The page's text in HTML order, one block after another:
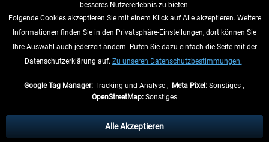
VERTRAG WIDERRUFEN
INFORMATIONEN
anders beschrieben.
** Gilt für Lieferungen innerhalb Deutschlands, Lieferzeiten für andere Länder
besseres Nutzererlebnis zu bieten.
Folgende Cookies akzeptieren Sie mit einem Klick auf Alle akzeptieren. Weitere
Informationen finden Sie in den Privatsphäre-Einstellungen, dort können Sie
Ihre Auswahl auch jederzeit ändern. Rufen Sie dazu einfach die Seite mit der
Datenschutzerklärung auf. Zu unseren Datenschutzbestimmungen.
Google Tag Manager:Tracking und Analyse , Meta Pixel:Sonstiges ,
OpenStreetMap: Sonstiges
Alle Akzeptieren